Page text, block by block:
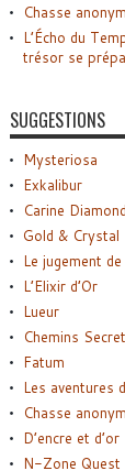
Chasse
L’Écho du
trésor se
SUGGESTIONS
Mysteriosa
Exkalibur
Carine Diamond
Gold & Crystal
Le jugement
L’Elixir d’Or
Lueur
Chemins
Fatum
Les aventures
Chasse
D’encre et d’or
N-Zone Quest